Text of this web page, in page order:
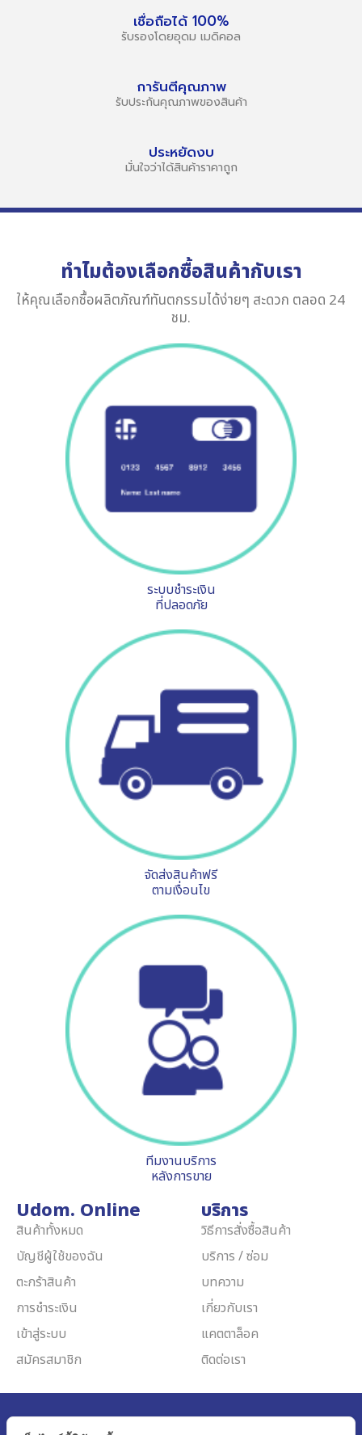
เชื่อถือได้ 100%
รับรองโดยอุดม เมดิคอล
การันตีคุณภาพ
รับประกันคุณภาพของสินค้า
ประหยัดงบ
มั่นใจว่าได้สินค้าราคาถูก
ทำไมต้องเลือกซื้อสินค้ากับเรา
ให้คุณเลือกซื้อผลิตภัณฑ์ทันตกรรมได้ง่ายๆ สะดวก ตลอด 24
ชม.
ระบบชำระเงิน
ที่ปลอดภัย
จัดส่งสินค้าฟรี
ตามเงื่อนไข
ทีมงานบริการ
หลังการขาย
Udom. Online
สินค้าทั้งหมด
บัญชีผู้ใช้ของฉัน
ตะกร้าสินค้า
การชำระเงิน
เข้าสู่ระบบ
สมัครสมาชิก
บริการ
วิธีการสั่งซื้อสินค้า
บริการ / ซ่อม
บทความ
เกี่ยวกับเรา
แคตตาล็อค
ติดต่อเรา